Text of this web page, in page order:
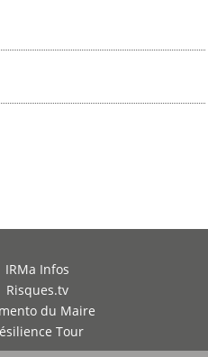
IRMa Infos
Risques.tv
du Maire
Tour